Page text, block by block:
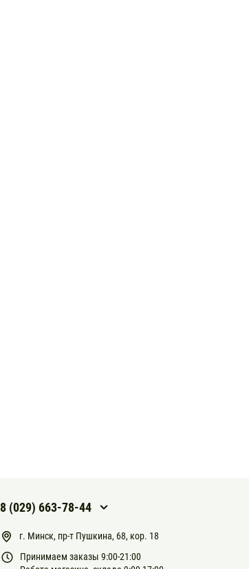
8 (029) 663-78-44
г. Минск, пр-т Пушкина, 68, кор. 18
Принимаем заказы 9:00-21:00